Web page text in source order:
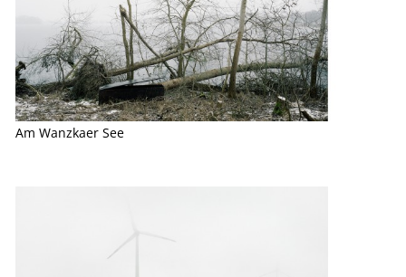
Am Wanzkaer See